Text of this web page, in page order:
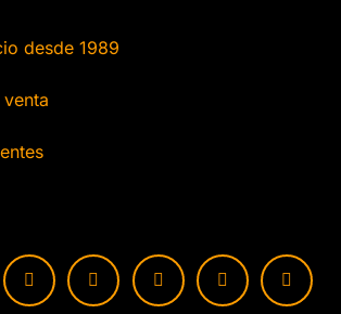
desde 1989